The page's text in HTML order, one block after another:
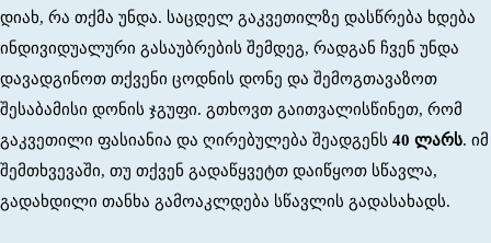
დიახ, რა თქმა უნდა. საცდელ გაკვეთილზე დასწრება ხდება
ინდივიდუალური გასაუბრების შემდეგ, რადგან ჩვენ უნდა
დავადგინოთ თქვენი ცოდნის დონე და შემოგთავაზოთ
შესაბამისი დონის ჯგუფი. გთხოვთ გაითვალისწინეთ, რომ
გაკვეთილი ფასიანია და ღირებულება შეადგენს 40 ლარს. იმ
შემთხვევაში, თუ თქვენ გადაწყვეტთ დაიწყოთ სწავლა,
გადახდილი თანხა გამოაკლდება სწავლის გადასახადს.